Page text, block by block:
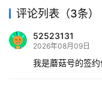
评论列表（3条）
52523131
2026年08月09日
我是蘑菇号的签约